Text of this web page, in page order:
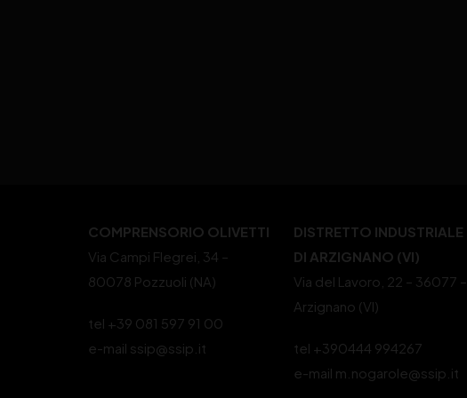
COMPRENSORIO OLIVETTI
Via Campi Flegrei, 34 –
80078 Pozzuoli (NA)
tel +39 081 597 91 00
e-mail ssip@ssip.it
DISTRETTO INDUSTRIALE
DI ARZIGNANO (VI)
Via del Lavoro, 22 – 36077 –
Arzignano (VI)
tel +390444 994267
e-mail m.nogarole@ssip.it